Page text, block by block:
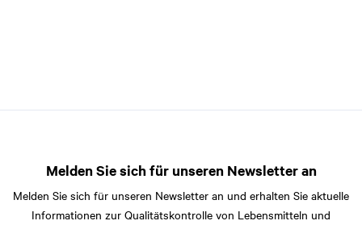
Melden Sie sich für unseren Newsletter an
Melden Sie sich für unseren Newsletter an und erhalten Sie aktuelle
Informationen zur Qualitätskontrolle von Lebensmitteln und